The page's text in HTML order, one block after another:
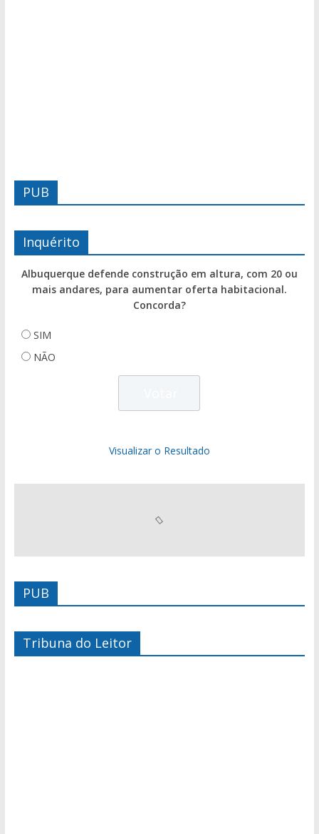
PUB
Inquérito
Albuquerque defende construção em altura, com 20 ou
mais andares, para aumentar oferta habitacional.
Concorda?
SIM
NÃO
Visualizar o Resultado
PUB
Tribuna do Leitor